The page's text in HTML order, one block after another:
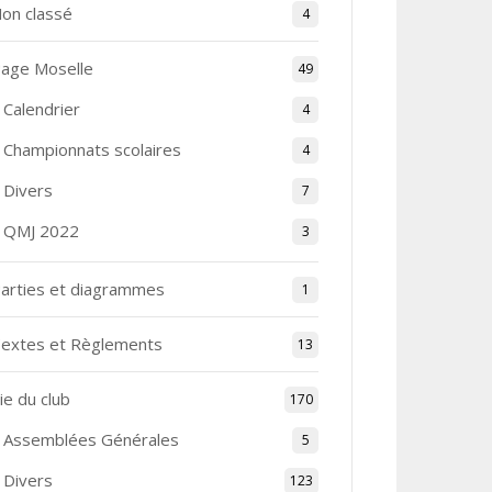
classé 4
Moselle 49
Calendrier 4
Championnats scolaires 4
Divers 7
QMJ 2022 3
et diagrammes 1
et Règlements 13
du club 170
Assemblées Générales 5
Divers 123